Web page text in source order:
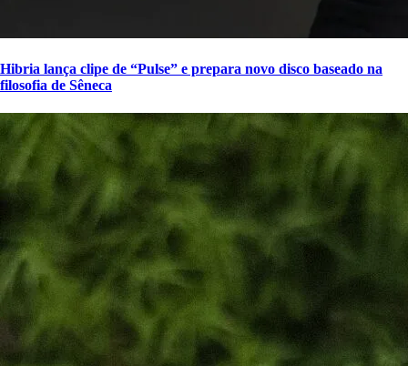
Hibria lança clipe de “Pulse” e prepara novo disco baseado na
filosofia de Sêneca